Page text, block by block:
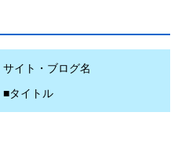
サイト・ブログ名
■タイトル